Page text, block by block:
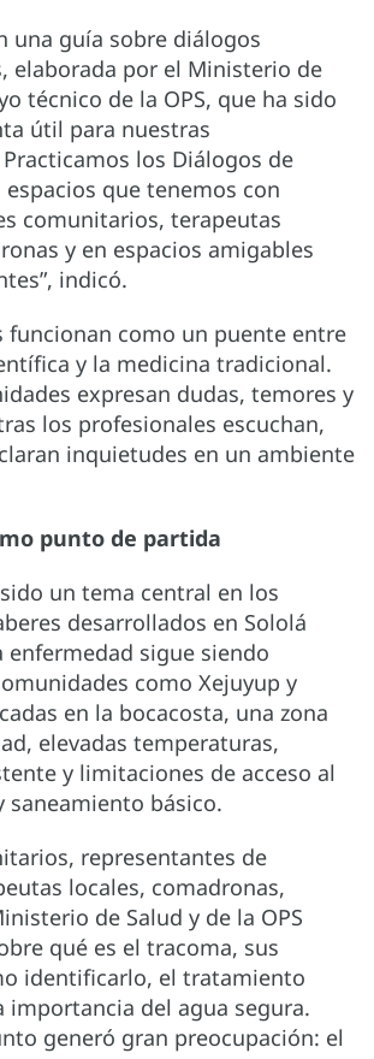
una guía sobre diálogos
elaborada por el Ministerio de
técnico de la OPS, que ha sido
útil para nuestras
los Diálogos de
espacios que tenemos con
comunitarios, terapeutas
y en espacios amigables
indicó.
funcionan como un puente entre
y la medicina tradicional.
expresan dudas, temores y
los profesionales escuchan,
inquietudes en un ambiente
punto de partida
un tema central en los
desarrollados en Sololá
enfermedad sigue siendo
como Xejuyup y
en la bocacosta, una zona
elevadas temperaturas,
y limitaciones de acceso al
saneamiento básico.
representantes de
locales, comadronas,
de Salud y de la OPS
qué es el tracoma, sus
identificarlo, el tratamiento
del agua segura.
generó gran preocupación: el